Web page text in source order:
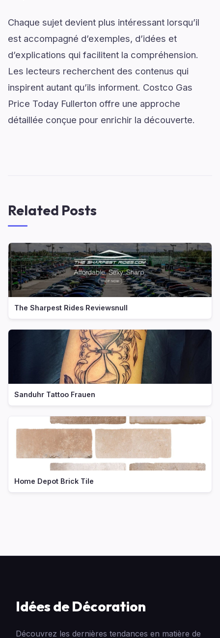
Chaque sujet devient plus intéressant lorsqu’il
est accompagné d’exemples, d’idées et
d’explications qui facilitent la compréhension.
Les lecteurs recherchent des contenus qui
inspirent autant qu’ils informent. Costco Gas
Price Today Fullerton offre une approche
détaillée conçue pour enrichir la découverte.
Related Posts
The Sharpest Rides Reviewsnull
Sanduhr Tattoo Frauen
Home Depot Brick Tile
Idées de Décoration
Découvrez les dernières tendances en matière de